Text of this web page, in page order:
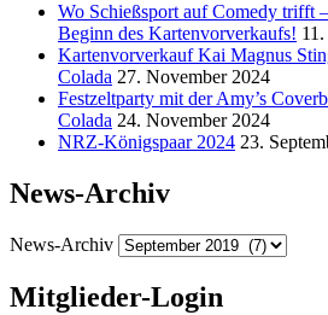
Wo Schießsport auf Comedy trifft
Beginn des Kartenvorverkaufs!
Kartenvorverkauf Kai Magnus
Colada 27. November 2024
Festzeltparty mit der Amy’s
Colada 24. November 2024
NRZ-Königspaar 2024 23.
News-Archiv
News-Archiv
Mitglieder-Login